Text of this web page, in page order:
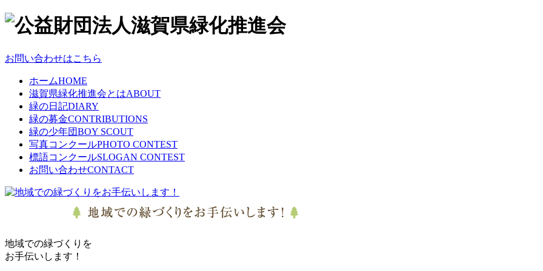
お問い合わせはこちら
ホームHOME
滋賀県緑化推進会とはABOUT
緑の日記DIARY
緑の募金CONTRIBUTIONS
緑の少年団BOY SCOUT
写真コンクールPHOTO CONTEST
標語コンクールSLOGAN CONTEST
お問い合わせCONTACT
地域での緑づくりを
お手伝いします！